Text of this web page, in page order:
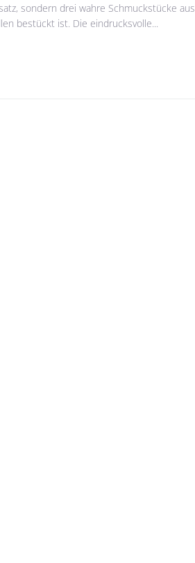
sondern drei wahre Schmuckstücke aus
bestückt ist. Die eindrucksvolle...